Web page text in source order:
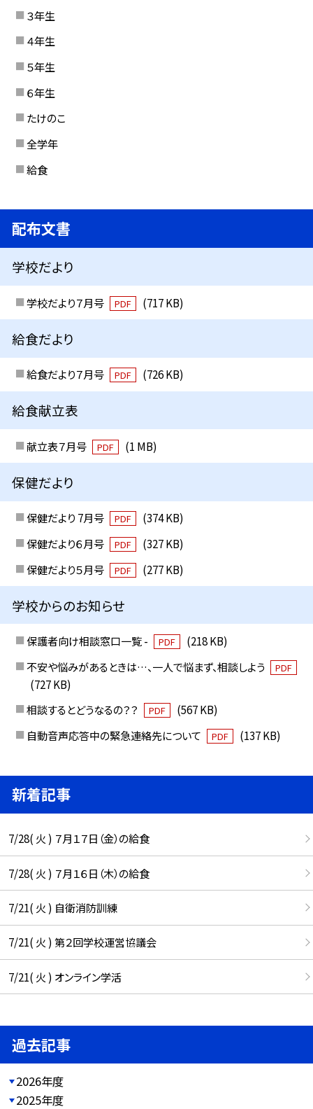
３年生
４年生
５年生
６年生
たけのこ
全学年
給食
配布文書
学校だより
学校だより７月号 PDF (717 KB)
給食だより
給食だより７月号 PDF (726 KB)
給食献立表
献立表７月号 PDF (1 MB)
保健だより
保健だより 7月号 PDF
(374 KB)
保健だより６月号
PDF
(327 KB)
保健だより５月号
PDF (277 KB)
学校からのお知らせ
保護者向け相談窓口一覧 - PDF
(218 KB)
不安や悩みがあるときは…、一人で悩まず、相談しよう
PDF
(727 KB)
相談するとどうなるの？？
PDF
(567 KB)
自動音声応答中の緊急連絡先について
PDF (137 KB)
新着記事
7/28( 火 ) ７月１７日（金）の給食
7/28( 火 ) ７月１６日（木）の給食
7/21( 火 ) 自衛消防訓練
7/21( 火 ) 第２回学校運営協議会
7/21( 火 ) オンライン学活
過去記事
2026年度
2025年度